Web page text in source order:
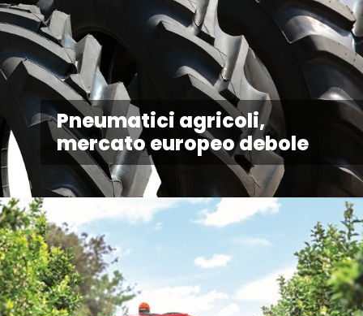
Pneumatici agricoli,
mercato europeo debole